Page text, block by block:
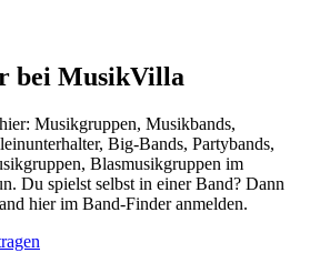
bei MusikVilla
Musikgruppen, Musikbands,
Big-Bands, Partybands,
Blasmusikgruppen im
Du spielst selbst in einer Band? Dann
hier im Band-Finder anmelden.